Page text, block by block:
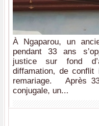
À Ngaparou, un
pendant 33 ans
justice sur fond
diffamation, de conflit
remariage. Après
conjugale, un...